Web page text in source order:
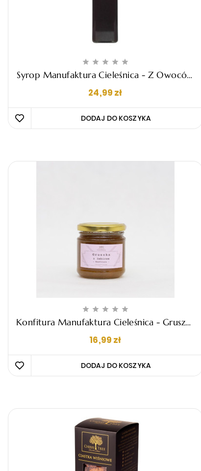
    
Syrop Manufaktura Cieleśnica - Z Owoców
24,99 złCena
DODAJ DO KOSZYKA
    
Konfitura Manufaktura Cieleśnica - Gruszka
16,99 złCena
DODAJ DO KOSZYKA